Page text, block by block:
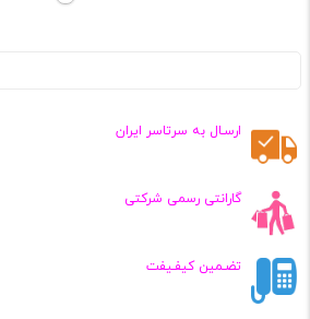
ارسـال به سرتاسر ایران
گارانتی رسمی شرکتی
تضـمین کیفـیفت